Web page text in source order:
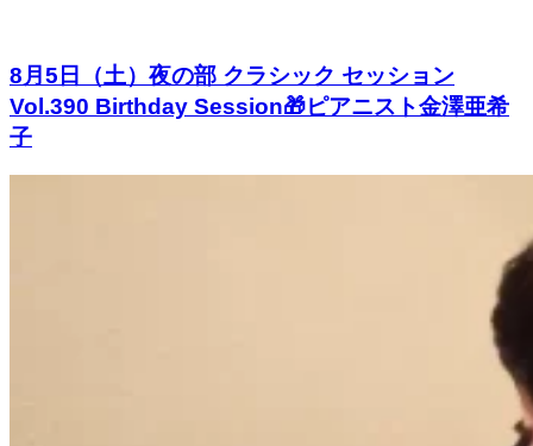
8月5日（土）夜の部 クラシック セッション
Vol.390 Birthday Session🎁ピアニスト金澤亜希
子